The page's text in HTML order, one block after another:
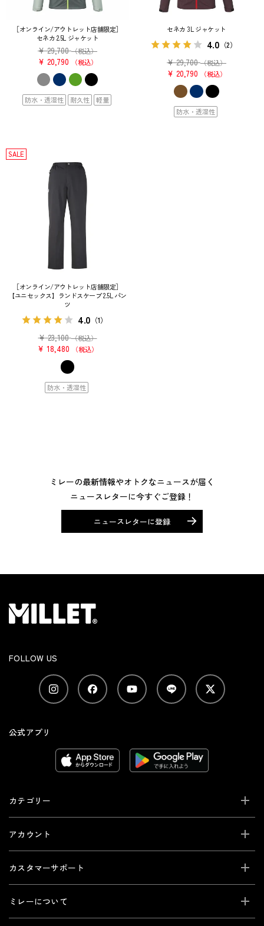
［オンライン/アウトレット店舗限定］
セネカ 2.5L ジャケット
¥ 29,700 （税込）
¥ 20,790 税込
防水・透湿性 耐久性 軽量
セネカ 3L ジャケット
4.0 （2）
¥ 29,700 （税込）
¥ 20,790 税込
防水・透湿性
［オンライン/アウトレット店舗限定］
【ユニセックス】ランドスケープ 2.5L パン
ツ
4.0 （1）
¥ 23,100 （税込）
¥ 18,480 税込
SALE
防水・透湿性
ミレーの最新情報やオトクなニュースが届く
ニュースレターに今すぐご登録！
ニュースレターに登録
FOLLOW US
公式アプリ
カテゴリー
アカウント
カスタマーサポート
ミレーについて